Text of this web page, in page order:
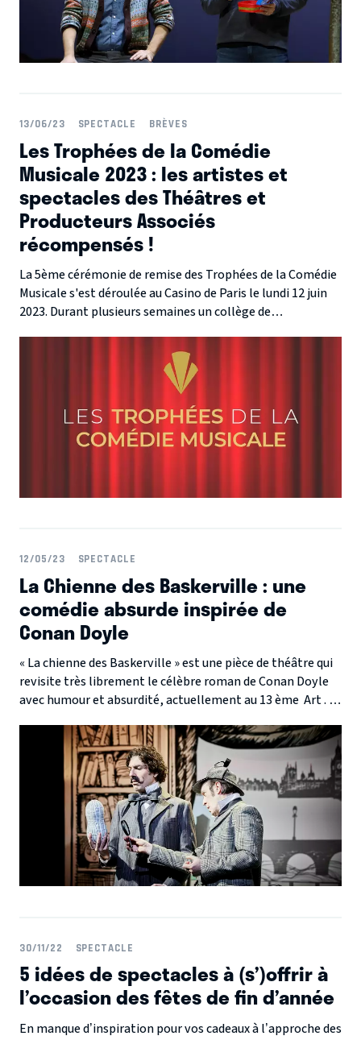
13/06/23 SPECTACLE BRÈVES
Les Trophées de la Comédie
Musicale 2023 : les artistes et
spectacles des Théâtres et
Producteurs Associés
récompensés !
La 5ème cérémonie de remise des Trophées de la Comédie
Musicale s'est déroulée au Casino de Paris le lundi 12 juin
2023. Durant plusieurs semaines un collège de
meilleurs spectacles et artistes de la saison. 10 spectacles
et 7 artistes ont été distingués. Découvrez les lauréats...
12/05/23 SPECTACLE
La Chienne des Baskerville : une
comédie absurde inspirée de
Conan Doyle
« La chienne des Baskerville » est une pièce de théâtre qui
revisite très librement le célèbre roman de Conan Doyle
avec humour et absurdité, actuellement au 13 ème Art . La
triomphe des « Faux British » et « Le gros diamant du
Prince Ludwig ») et l'adaptation par Olivier MAG et
Hugues DUQUESNE ont créé une pièce déjantée et
hilarante, qui plonge le spectateur dans un univers
loufoque et inattendu.
30/11/22 SPECTACLE
5 idées de spectacles à (s’)offrir à
l’occasion des fêtes de fin d’année
En manque d’inspiration pour vos cadeaux à l’approche des